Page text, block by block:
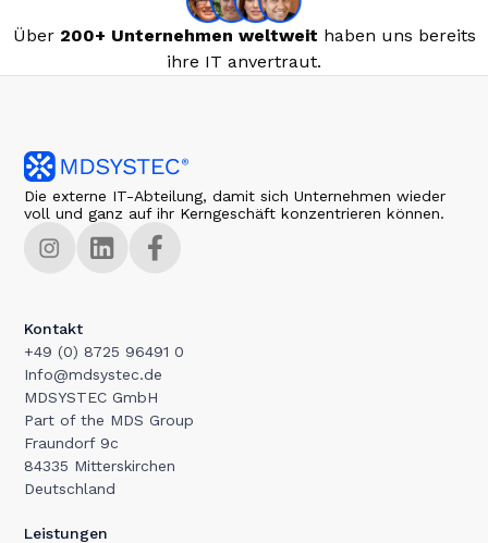
Über 200+ Unternehmen weltweit haben uns bereits
ihre IT anvertraut.
Die externe IT-Abteilung, damit sich Unternehmen wieder
voll und ganz auf ihr Kerngeschäft konzentrieren können.
Kontakt
+49 (0) 8725 96491 0
Info@mdsystec.de
MDSYSTEC GmbH
Part of the MDS Group
Fraundorf 9c
84335 Mitterskirchen
Deutschland
Leistungen